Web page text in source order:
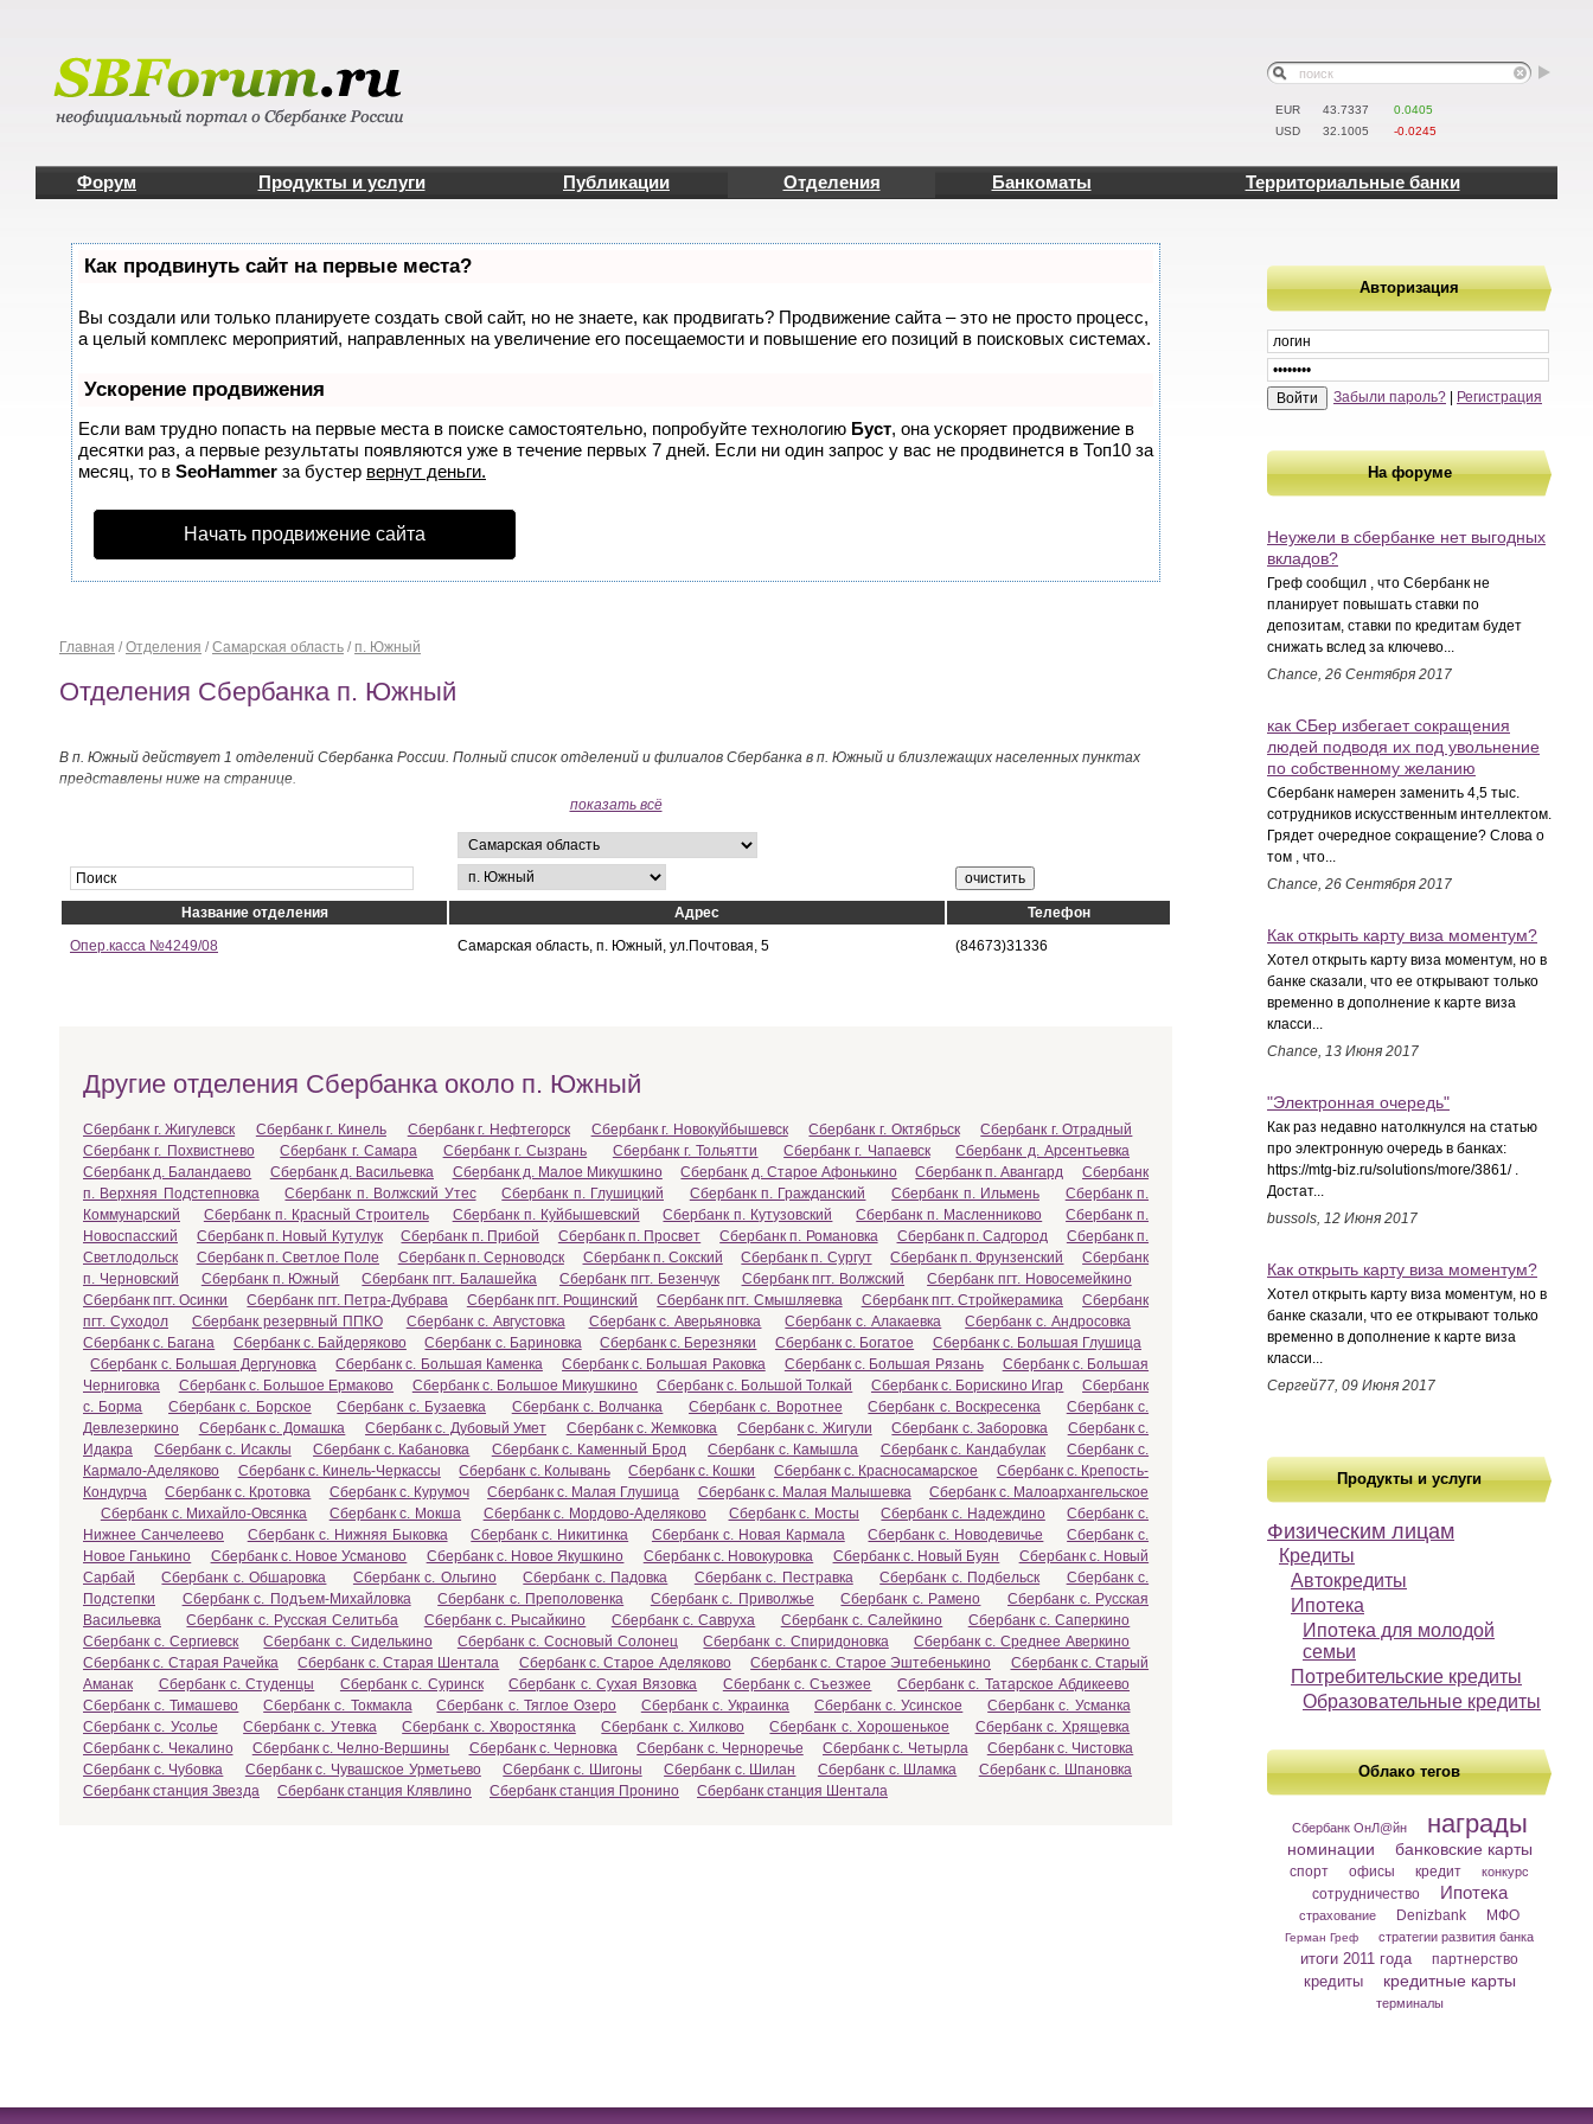
EUR 43.7337
0.0405
USD
32.1005 -0.0245
Форум Продукты и услуги Публикации Отделения Банкоматы Территориальные банки
Авторизация
Забыли пароль? Регистрация
На форуме
Неужели в сбербанке нет выгодных
вкладов?
Греф сообщил , что Сбербанк не
планирует повышать ставки по
депозитам, ставки по кредитам будет
снижать вслед за ключево...
Chance, 26 Сентября 2017
как СБер избегает сокращения
людей подводя их под увольнение
по собственному желанию
Сбербанк намерен заменить 4,5 тыс.
сотрудников искусственным интеллектом.
Грядет очередное сокращение? Слова о
том , что...
Chance, 26 Сентября 2017
Как открыть карту виза моментум?
Хотел открыть карту виза моментум, но в
банке сказали, что ее открывают только
временно в дополнение к карте виза
класси...
Chance, 13 Июня 2017
"Электронная очередь"
Как раз недавно натолкнулся на статью
про электронную очередь в банках:
https://mtg-biz.ru/solutions/more/3861/ .
Достат...
bussols, 12 Июня 2017
Как открыть карту виза моментум?
Хотел открыть карту виза моментум, но в
банке сказали, что ее открывают только
временно в дополнение к карте виза
класси...
Сергей77, 09 Июня 2017
Продукты и услуги
Физическим лицам
Кредиты
Автокредиты
Ипотека
Ипотека для молодой
семьи
Потребительские кредиты
Образовательные кредиты
Облако тегов
Сбербанк ОнЛ@йн награды
номинации банковские карты
спорт офисы кредит конкурс
сотрудничество Ипотека
страхование Denizbank МФО
Герман Греф стратегии развития банка
итоги 2011 года партнерство
кредиты кредитные карты
терминалы
Как продвинуть сайт на первые места?
Вы создали или только планируете создать свой сайт, но не знаете, как продвигать? Продвижение сайта – это не просто процесс,
а целый комплекс мероприятий, направленных на увеличение его посещаемости и повышение его позиций в поисковых системах.
Ускорение продвижения
Если вам трудно попасть на первые места в поиске самостоятельно, попробуйте технологию Буст, она ускоряет продвижение в
десятки раз, а первые результаты появляются уже в течение первых 7 дней. Если ни один запрос у вас не продвинется в Топ10 за
месяц, то в SeoHammer за бустер вернут деньги.
Начать продвижение сайта
Главная / Отделения / Самарская область / п. Южный
Отделения Сбербанка п. Южный
В п. Южный действует 1 отделений Сбербанка России. Полный список отделений и филиалов Сбербанка в п. Южный и близлежащих населенных пунктах
представлены ниже на странице.
показать всё
Название отделения Адрес
Телефон
Опер.касса №4249/08
Самарская область, п. Южный, ул.Почтовая, 5 (84673)31336
Другие отделения Сбербанка около п. Южный
Сбербанк г. Жигулевск Сбербанк г. Кинель Сбербанк г. Нефтегорск Сбербанк г. Новокуйбышевск Сбербанк г. Октябрьск
Сбербанк г. Отрадный
Сбербанк г. Похвистнево
Сбербанк г. Самара Сбербанк г. Сызрань Сбербанк г. Тольятти Сбербанк г. Чапаевск
Сбербанк д. Арсентьевка
Сбербанк д. Баландаево
Сбербанк д. Васильевка Сбербанк д. Малое Микушкино Сбербанк д. Старое Афонькино Сбербанк п. Авангард
Сбербанк
п. Верхняя Подстепновка
Сбербанк п. Волжский Утес Сбербанк п. Глушицкий Сбербанк п. Гражданский Сбербанк п. Ильмень
Сбербанк п.
Коммунарский
Сбербанк п. Красный Строитель Сбербанк п. Куйбышевский Сбербанк п. Кутузовский Сбербанк п. Масленниково
Сбербанк п.
Новоспасский
Сбербанк п. Новый Кутулук Сбербанк п. Прибой Сбербанк п. Просвет Сбербанк п. Романовка Сбербанк п. Садгород
Сбербанк п.
Светлодольск
Сбербанк п. Светлое Поле Сбербанк п. Серноводск Сбербанк п. Сокский Сбербанк п. Сургут Сбербанк п. Фрунзенский
Сбербанк
п. Черновский
Сбербанк п. Южный Сбербанк пгт. Балашейка Сбербанк пгт. Безенчук Сбербанк пгт. Волжский
Сбербанк пгт. Новосемейкино
Сбербанк пгт. Осинки
Сбербанк пгт. Петра-Дубрава Сбербанк пгт. Рощинский Сбербанк пгт. Смышляевка Сбербанк пгт. Стройкерамика
Сбербанк
пгт. Суходол
Сбербанк резервный ППКО Сбербанк с. Августовка Сбербанк с. Аверьяновка Сбербанк с. Алакаевка
Сбербанк с. Андросовка
Сбербанк с. Багана
Сбербанк с. Байдеряково Сбербанк с. Бариновка Сбербанк с. Березняки Сбербанк с. Богатое
Сбербанк с. Большая Глушица
Сбербанк с. Большая Дергуновка
Сбербанк с. Большая Каменка Сбербанк с. Большая Раковка Сбербанк с. Большая Рязань
Сбербанк с. Большая
Черниговка
Сбербанк с. Большое Ермаково Сбербанк с. Большое Микушкино Сбербанк с. Большой Толкай Сбербанк с. Борискино Игар
Сбербанк
с. Борма
Сбербанк с. Борское Сбербанк с. Бузаевка Сбербанк с. Волчанка Сбербанк с. Воротнее Сбербанк с. Воскресенка
Сбербанк с.
Девлезеркино
Сбербанк с. Домашка Сбербанк с. Дубовый Умет Сбербанк с. Жемковка Сбербанк с. Жигули Сбербанк с. Заборовка
Сбербанк с.
Идакра
Сбербанк с. Исаклы Сбербанк с. Кабановка Сбербанк с. Каменный Брод Сбербанк с. Камышла Сбербанк с. Кандабулак
Сбербанк с.
Кармало-Аделяково
Сбербанк с. Кинель-Черкассы Сбербанк с. Колывань Сбербанк с. Кошки Сбербанк с. Красносамарское
Сбербанк с. Крепость-
Кондурча
Сбербанк с. Кротовка Сбербанк с. Курумоч Сбербанк с. Малая Глушица Сбербанк с. Малая Малышевка
Сбербанк с. Малоархангельское
Сбербанк с. Михайло-Овсянка
Сбербанк с. Мокша Сбербанк с. Мордово-Аделяково Сбербанк с. Мосты Сбербанк с. Надеждино
Сбербанк с.
Нижнее Санчелеево
Сбербанк с. Нижняя Быковка Сбербанк с. Никитинка Сбербанк с. Новая Кармала Сбербанк с. Новодевичье
Сбербанк с.
Новое Ганькино
Сбербанк с. Новое Усманово Сбербанк с. Новое Якушкино Сбербанк с. Новокуровка Сбербанк с. Новый Буян
Сбербанк с. Новый
Сарбай
Сбербанк с. Обшаровка Сбербанк с. Ольгино Сбербанк с. Падовка Сбербанк с. Пестравка Сбербанк с. Подбельск
Сбербанк с.
Подстепки
Сбербанк с. Подъем-Михайловка Сбербанк с. Преполовенка Сбербанк с. Приволжье Сбербанк с. Рамено
Сбербанк с. Русская
Васильевка
Сбербанк с. Русская Селитьба Сбербанк с. Рысайкино Сбербанк с. Савруха Сбербанк с. Салейкино
Сбербанк с. Саперкино
Сбербанк с. Сергиевск
Сбербанк с. Сиделькино Сбербанк с. Сосновый Солонец Сбербанк с. Спиридоновка
Сбербанк с. Среднее Аверкино
Сбербанк с. Старая Рачейка
Сбербанк с. Старая Шентала Сбербанк с. Старое Аделяково Сбербанк с. Старое Эштебенькино
Сбербанк с. Старый
Аманак
Сбербанк с. Студенцы Сбербанк с. Суринск Сбербанк с. Сухая Вязовка Сбербанк с. Съезжее
Сбербанк с. Татарское Абдикеево
Сбербанк с. Тимашево
Сбербанк с. Токмакла Сбербанк с. Тяглое Озеро Сбербанк с. Украинка Сбербанк с. Усинское
Сбербанк с. Усманка
Сбербанк с. Усолье
Сбербанк с. Утевка Сбербанк с. Хворостянка Сбербанк с. Хилково Сбербанк с. Хорошенькое
Сбербанк с. Хрящевка
Сбербанк с. Чекалино
Сбербанк с. Челно-Вершины Сбербанк с. Черновка Сбербанк с. Черноречье Сбербанк с. Четырла
Сбербанк с. Чистовка
Сбербанк с. Чубовка
Сбербанк с. Чувашское Урметьево Сбербанк с. Шигоны Сбербанк с. Шилан Сбербанк с. Шламка
Сбербанк с. Шпановка
Сбербанк станция Звезда
Сбербанк станция Клявлино Сбербанк станция Пронино Сбербанк станция Шентала